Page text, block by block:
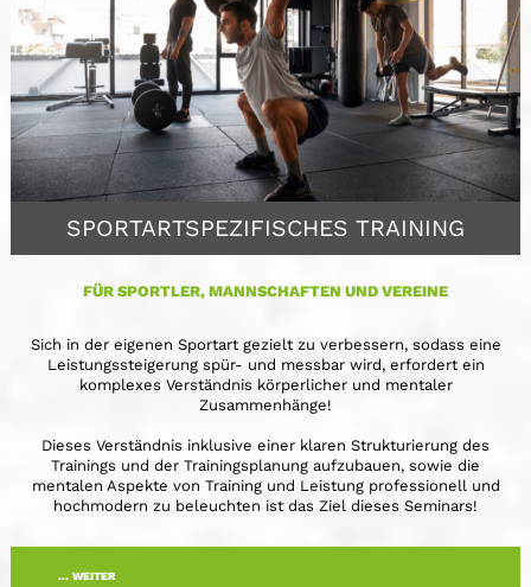
SPORTARTSPEZIFISCHES TRAINING
FÜR SPORTLER, MANNSCHAFTEN UND VEREINE
Sich in der eigenen Sportart gezielt zu verbessern, sodass eine
Leistungssteigerung spür- und messbar wird, erfordert ein
komplexes Verständnis körperlicher und mentaler
Zusammenhänge!
Dieses Verständnis inklusive einer klaren Strukturierung des
Trainings und der Trainingsplanung aufzubauen, sowie die
mentalen Aspekte von Training und Leistung professionell und
hochmodern zu beleuchten ist das Ziel dieses Seminars!
... WEITER